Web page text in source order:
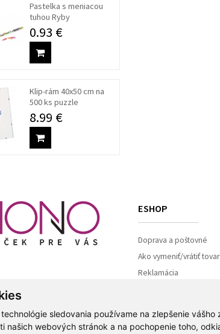
sledovania používame na zlepšenie
našich webových stránok a na pochopenie toho,
Pastelka s meniacou
tuhou Ryby
0.93 €
Klip-rám 40x50 cm na
500 ks puzzle
8.99 €
ESHOP
Doprava a poštovné
Ako vymeniť/vrátiť tovar
Reklamácia